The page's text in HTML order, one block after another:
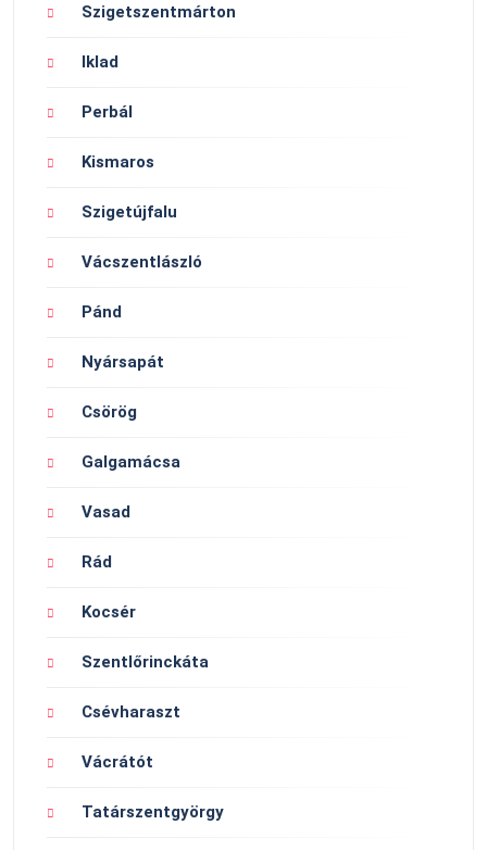
Szigetszentmárton
Iklad
Perbál
Kismaros
Szigetújfalu
Vácszentlászló
Pánd
Nyársapát
Csörög
Galgamácsa
Vasad
Rád
Kocsér
Szentlőrinckáta
Csévharaszt
Vácrátót
Tatárszentgyörgy